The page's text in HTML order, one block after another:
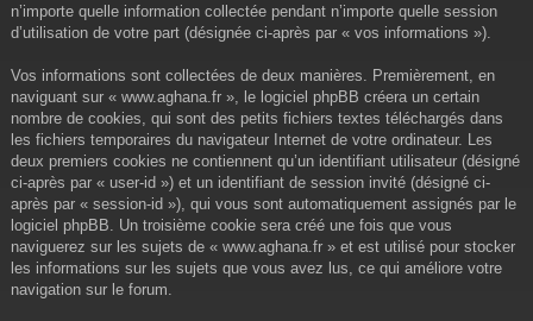
n’importe quelle information collectée pendant n’importe quelle session
d’utilisation de votre part (désignée ci-après par « vos informations »).
Vos informations sont collectées de deux manières. Premièrement, en
naviguant sur « www.aghana.fr », le logiciel phpBB créera un certain
nombre de cookies, qui sont des petits fichiers textes téléchargés dans
les fichiers temporaires du navigateur Internet de votre ordinateur. Les
deux premiers cookies ne contiennent qu’un identifiant utilisateur (désigné
ci-après par « user-id ») et un identifiant de session invité (désigné ci-
après par « session-id »), qui vous sont automatiquement assignés par le
logiciel phpBB. Un troisième cookie sera créé une fois que vous
naviguerez sur les sujets de « www.aghana.fr » et est utilisé pour stocker
les informations sur les sujets que vous avez lus, ce qui améliore votre
navigation sur le forum.